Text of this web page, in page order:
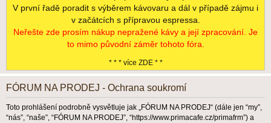
V první řadě poradit s výběrem kávovaru a dál v případě zájmu i
v začátcích s přípravou espressa.
Neřešte zde prosím nákup nepražené kávy a její zpracování. Je
to mimo původní záměr tohoto fóra.
* * * více ZDE * *
FÓRUM NA PRODEJ - Ochrana soukromí
Toto prohlášení podrobně vysvětluje jak „FÓRUM NA PRODEJ“ (dále jen “my”,
“nás”, “naše”, “FÓRUM NA PRODEJ”, “https://www.primacafe.cz/primafrm”) a